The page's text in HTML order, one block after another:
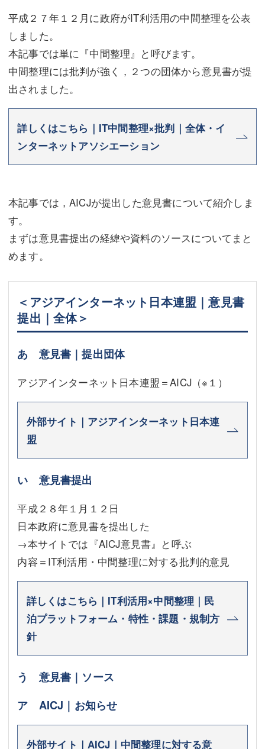
調査・書面作成
債務整理
マスコミ取材・実績
アクセス
東京事務所 (新宿・四谷)
埼玉事務所 (さいたま市)
債務整理
マスコミ取材・実績
アクセス
東京事務所 (新宿・四谷)
埼玉事務所 (さいたま市)
川口事務所（埼玉県川口市）
平成２７年１２月に政府がIT利活用の中間整理を公表
しました。
本記事では単に『中間整理』と呼びます。
中間整理には批判が強く，２つの団体から意見書が提
出されました。
詳しくはこちら｜IT中間整理×批判｜全体・イ
ンターネットアソシエーション
本記事では，AICJが提出した意見書について紹介しま
す。
まずは意見書提出の経緯や資料のソースについてまと
めます。
＜アジアインターネット日本連盟｜意見書
提出｜全体＞
あ 意見書｜提出団体
アジアインターネット日本連盟＝AICJ（※１）
外部サイト｜アジアインターネット日本連
盟
い 意見書提出
平成２８年１月１２日
日本政府に意見書を提出した
→本サイトでは『AICJ意見書』と呼ぶ
内容＝IT利活用・中間整理に対する批判的意見
詳しくはこちら｜IT利活用×中間整理｜民
泊プラットフォーム・特性・課題・規制方
針
う 意見書｜ソース
ア AICJ｜お知らせ
外部サイト｜AICJ｜中間整理に対する意